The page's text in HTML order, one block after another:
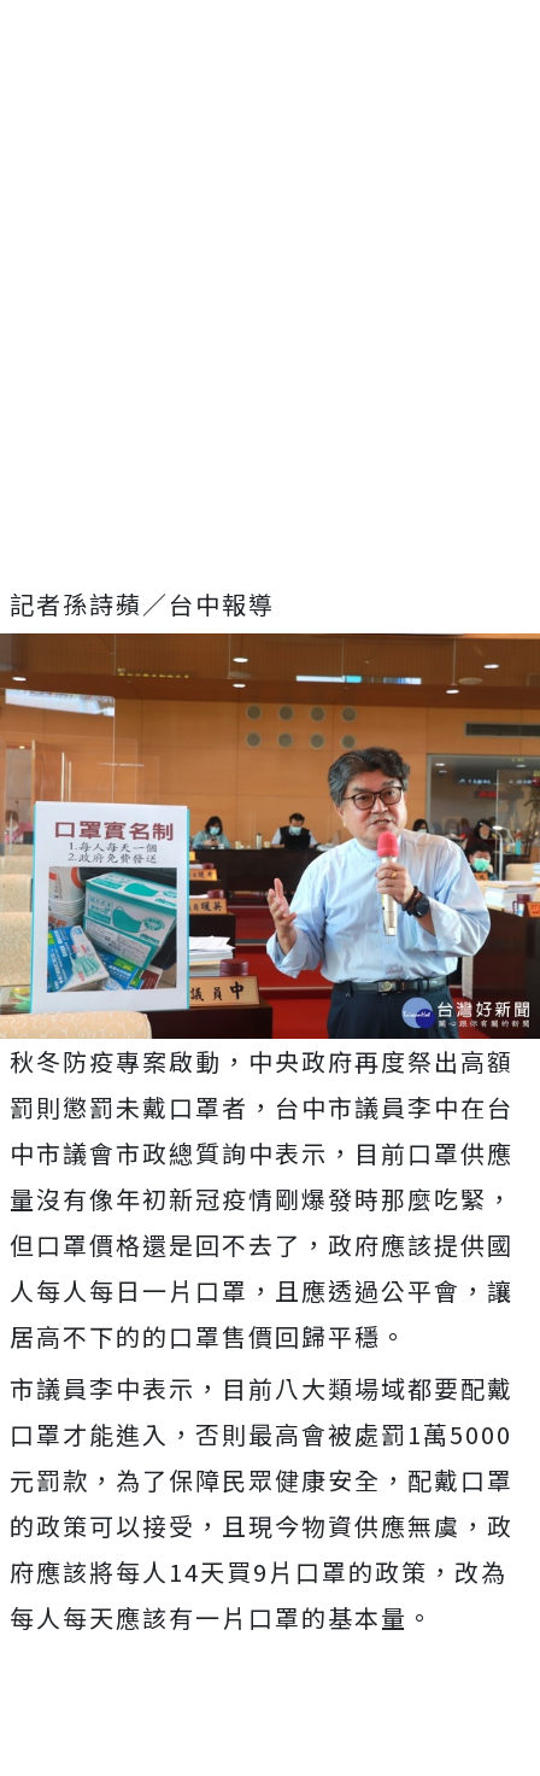
記者孫詩蘋／台中報導
秋冬防疫專案啟動，中央政府再度祭出高額
罰則懲罰未戴口罩者，台中市議員李中在台
中市議會市政總質詢中表示，目前口罩供應
量沒有像年初新冠疫情剛爆發時那麼吃緊，
但口罩價格還是回不去了，政府應該提供國
人每人每日一片口罩，且應透過公平會，讓
居高不下的的口罩售價回歸平穩。
市議員李中表示，目前八大類場域都要配戴
口罩才能進入，否則最高會被處罰1萬5000
元罰款，為了保障民眾健康安全，配戴口罩
的政策可以接受，且現今物資供應無虞，政
府應該將每人14天買9片口罩的政策，改為
每人每天應該有一片口罩的基本量。